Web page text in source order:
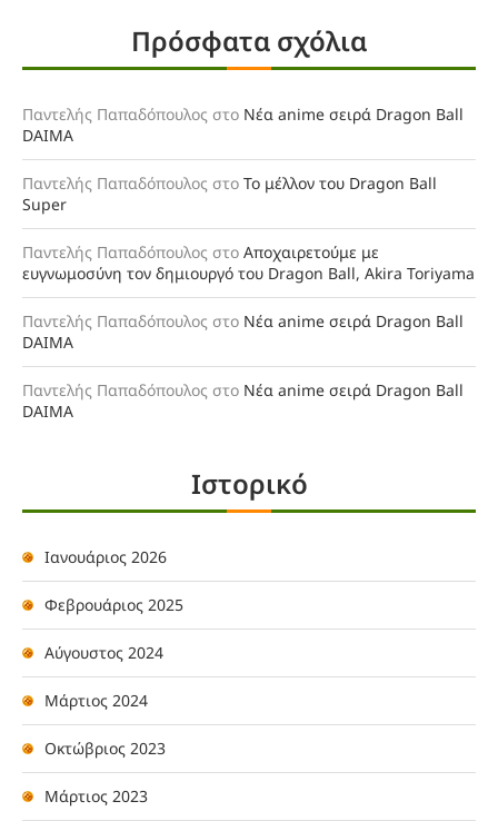
Πρόσφατα σχόλια
Παντελής Παπαδόπουλος στο Νέα anime σειρά Dragon Ball
DAIMA
Παντελής Παπαδόπουλος στο Το μέλλον του Dragon Ball
Super
Παντελής Παπαδόπουλος στο Αποχαιρετούμε με
ευγνωμοσύνη τον δημιουργό του Dragon Ball, Akira Toriyama
Παντελής Παπαδόπουλος στο Νέα anime σειρά Dragon Ball
DAIMA
Παντελής Παπαδόπουλος στο Νέα anime σειρά Dragon Ball
DAIMA
Ιστορικό
Ιανουάριος 2026
Φεβρουάριος 2025
Αύγουστος 2024
Μάρτιος 2024
Οκτώβριος 2023
Μάρτιος 2023